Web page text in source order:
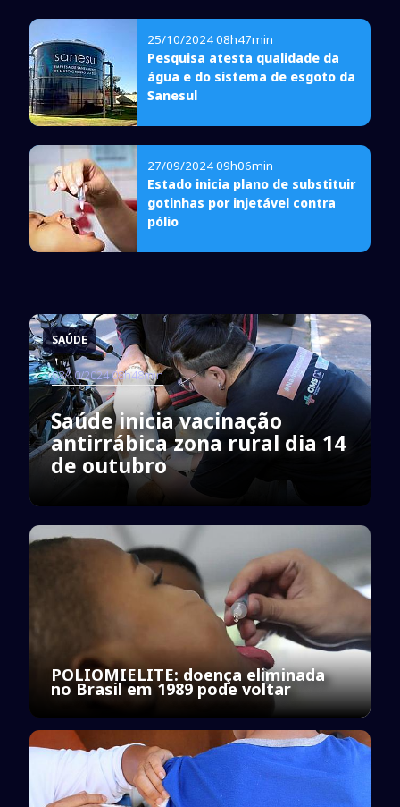
25/10/2024 08h47min
Pesquisa atesta qualidade da
água e do sistema de esgoto da
Sanesul
27/09/2024 09h06min
Estado inicia plano de substituir
gotinhas por injetável contra
pólio
SAÚDE
08/10/2024 08h48min
Saúde inicia vacinação
antirrábica zona rural dia 14
de outubro
POLIOMIELITE: doença eliminada
no Brasil em 1989 pode voltar